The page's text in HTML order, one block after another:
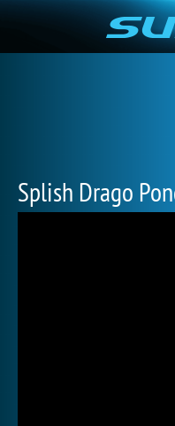
Splish Drago